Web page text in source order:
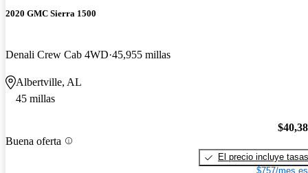
2020 GMC Sierra 1500
Denali Crew Cab 4WD 45,955 millas
Albertville, AL
45 millas
Buena oferta
El precio incluye tasas
$757/mes